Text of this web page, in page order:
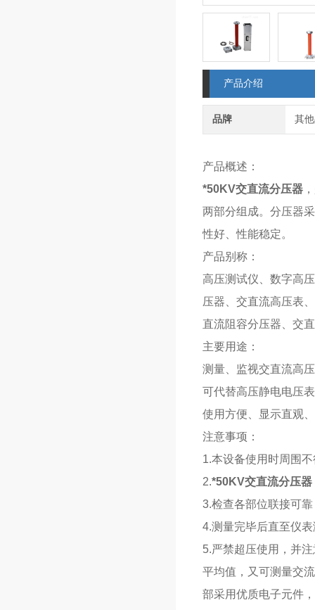
产品介绍
品牌 其
产品概述：
*50KV交直流分压器
两部分组成。分压器
性好、性能稳定。
产品别称：
高压测试仪、数字高
压器、交直流高压表
直流阻容分压器、交
主要用途：
测量、监视交直流高
可代替高压静电电压表
使用方便、显示直观
注意事项：
1.本设备使用时周围
2.*50KV交直流分压器
3.检查各部位联接可
4.测量完毕后直至仪
5.严禁超压使用，并
平均值，又可测量交
部采用优质电子元件